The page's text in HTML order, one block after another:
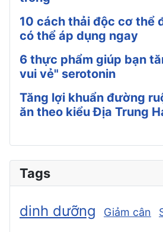
10 cách thải độc cơ thể
có thể áp dụng ngay
6 thực phẩm giúp bạn
vui vẻ" serotonin
Tăng lợi khuẩn đường
ăn theo kiểu Địa Trung
Tags
dinh dưỡng Giảm cân